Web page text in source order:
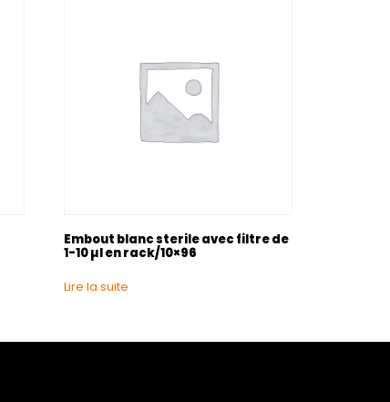
Embout blanc sterile avec filtre de
1-10 µl en rack/10×96
Lire la suite